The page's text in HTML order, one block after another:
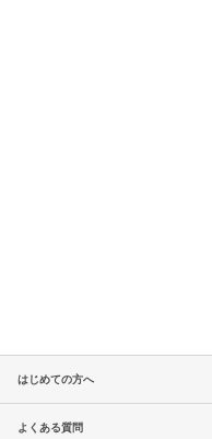
はじめての方へ
よくある質問